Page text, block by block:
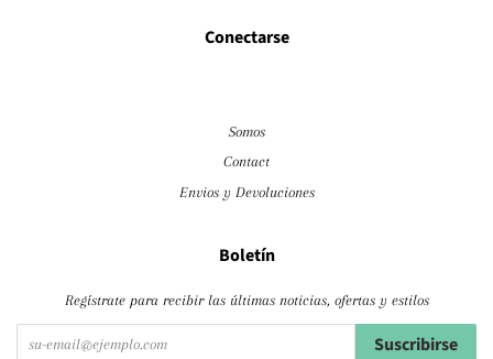
Conectarse
Somos
Contact
Envios y Devoluciones
Boletín
Regístrate para recibir las últimas noticias, ofertas y estilos
Suscribirse